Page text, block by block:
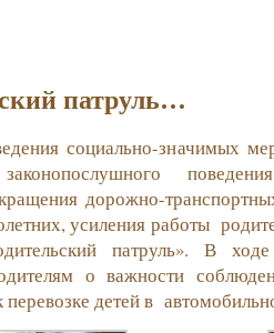
патруль…
социально-значимых
дорожно-
усиления работы
патруль». В ходе
о важности
перевозке детей в